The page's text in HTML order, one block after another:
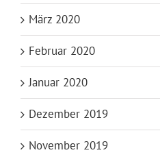
März 2020
Februar 2020
Januar 2020
Dezember 2019
November 2019